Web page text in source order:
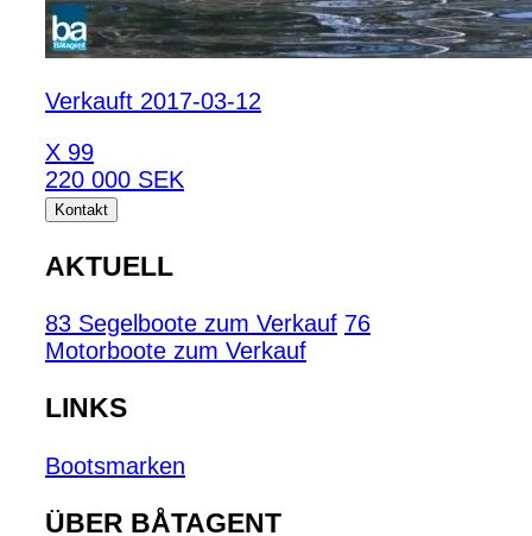
Verkauft 2017-03-12
X 99
220 000 SEK
Kontakt
AKTUELL
83 Segelboote zum Verkauf 76
Motorboote zum Verkauf
LINKS
Bootsmarken
ÜBER BÅTAGENT